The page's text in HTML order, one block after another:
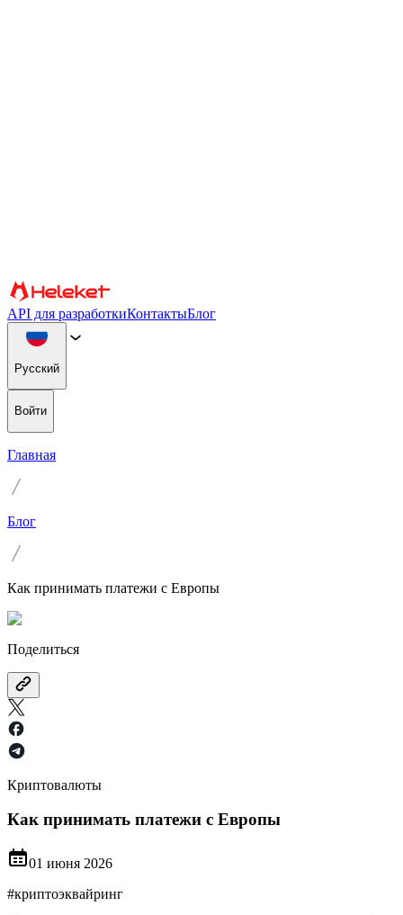
API для разработкиКонтактыБлог
Русский
Войти
Главная
Блог
Как принимать платежи с Европы
Поделиться
Криптовалюты
Как принимать платежи с Европы
01 июня 2026
#криптоэквайринг